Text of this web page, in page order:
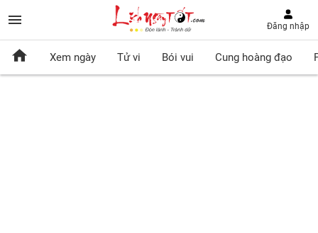
Đăng nhập
Xem ngày Tử vi Bói vui Cung hoàng đạo